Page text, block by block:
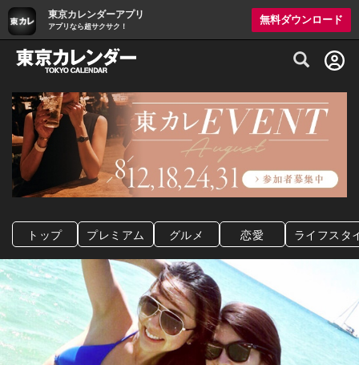
東京カレンダーアプリ
アプリなら超サクサク！
無料ダウンロード
グルメ情報・プレミアムレストラン予約
トップ プレミアム グルメ 恋愛 ライフスタ